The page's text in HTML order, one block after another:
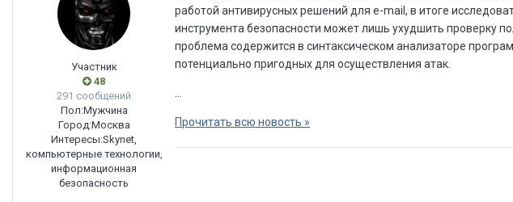
Участник
48
291 сообщений
Пол:Мужчина
Город:Москва
Интересы:Skynet,
компьютерные технологии,
информационная
безопасность
работой антивирусных решений для e-mail, в итоге
инструмента безопасности может лишь ухудшить проверку
проблема содержится в синтаксическом анализаторе
потенциально пригодных для осуществления атак.
Прочитать всю новость »